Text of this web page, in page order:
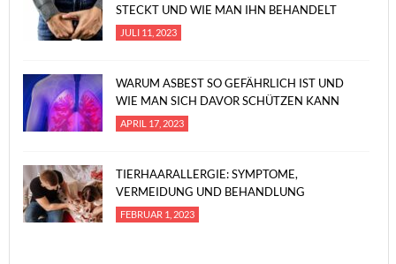
STECKT UND WIE MAN IHN BEHANDELT
JULI 11, 2023
WARUM ASBEST SO GEFÄHRLICH IST UND
WIE MAN SICH DAVOR SCHÜTZEN KANN
APRIL 17, 2023
TIERHAARALLERGIE: SYMPTOME,
VERMEIDUNG UND BEHANDLUNG
FEBRUAR 1, 2023